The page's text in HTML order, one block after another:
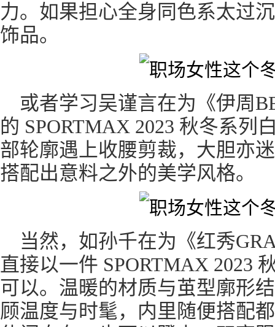
力。如果担心全身同色系太过
饰品。
或者学习吴谨言在为《伊周
的 SPORTMAX 2023 秋冬系列
部轮廓遇上收腰剪裁，大胆亦
搭配出意料之外的美学风格。
当然，如孙千在为《红秀
直接以一件 SPORTMAX 2023
可以。温暖的材质与茧型廓形
顾温度与时髦，内里随便搭配